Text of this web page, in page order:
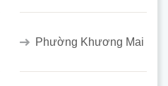
Phường Khương Mai